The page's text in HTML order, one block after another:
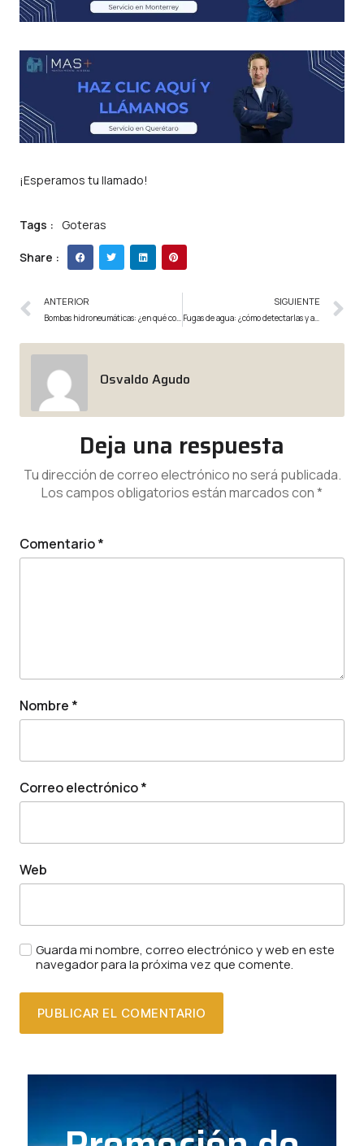
¡Esperamos tu llamado!
Tags : Goteras
Share :
ANTERIOR
Bombas hidroneumáticas: ¿en qué consisten?
SIGUIENTE
Fugas de agua: ¿cómo detectarlas y arreglarlas?
Osvaldo Agudo
Deja una respuesta
Tu dirección de correo electrónico no será publicada.
Los campos obligatorios están marcados con*
Comentario*
Nombre *
Correo electrónico*
Web
Guarda mi nombre, correo electrónico y web en este
navegador para la próxima vez que comente.